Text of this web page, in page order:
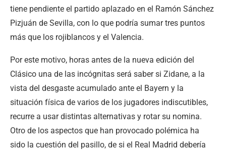
tiene pendiente el partido aplazado en el Ramón Sánchez
Pizjuán de Sevilla, con lo que podría sumar tres puntos
más que los rojiblancos y el Valencia.
Por este motivo, horas antes de la nueva edición del
Clásico una de las incógnitas será saber si Zidane, a la
vista del desgaste acumulado ante el Bayern y la
situación física de varios de los jugadores indiscutibles,
recurre a usar distintas alternativas y rotar su nomina.
Otro de los aspectos que han provocado polémica ha
sido la cuestión del pasillo, de si el Real Madrid debería